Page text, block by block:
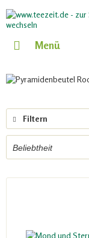
Menü
Filtern